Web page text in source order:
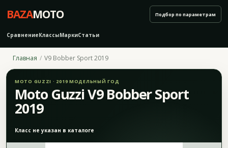
BAZAMOTO
СравнениеКлассыМаркиСтатьи
Подбор по параметрам
Главная V9 Bobber Sport 2019
MOTO GUZZI · 2019 МОДЕЛЬНЫЙ ГОД
Moto Guzzi V9 Bobber Sport
2019
Класс не указан в каталоге